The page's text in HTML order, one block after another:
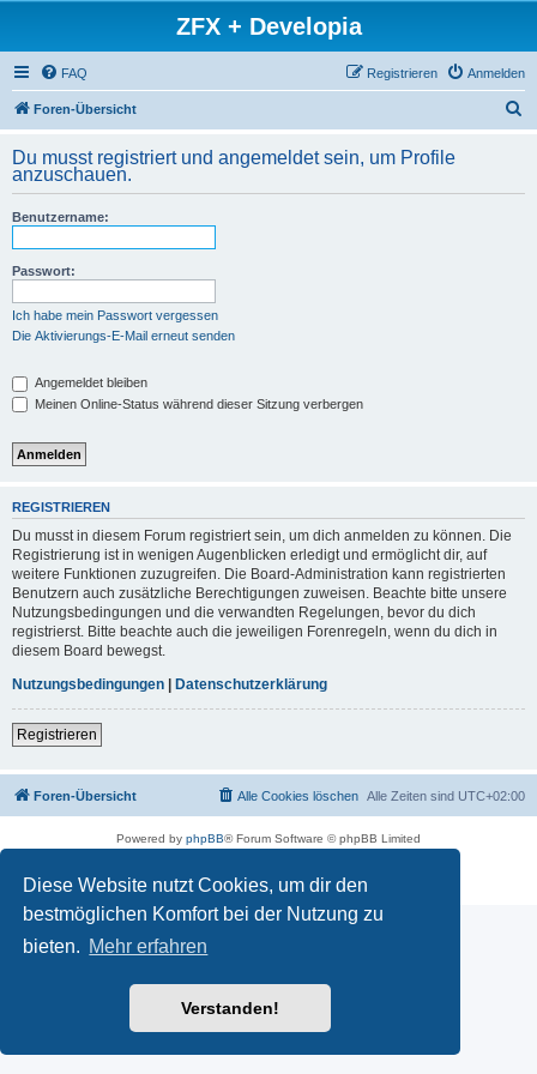
Diese Website nutzt Cookies, um dir den
bestmöglichen Komfort bei der Nutzung zu
bieten. Mehr erfahren
Verstanden!
ZFX + Developia
FAQ Anmelden
Registrieren
Foren-Übersicht
h
Du musst registriert und angemeldet sein, um Profile
anzuschauen.
Benutzername:
Passwort:
Ich habe mein Passwort vergessen
Die Aktivierungs-E-Mail erneut senden
Angemeldet bleiben
Meinen Online-Status während dieser Sitzung verbergen
REGISTRIEREN
Du musst in diesem Forum registriert sein, um dich anmelden zu können. Die
Registrierung ist in wenigen Augenblicken erledigt und ermöglicht dir, auf
weitere Funktionen zuzugreifen. Die Board-Administration kann registrierten
Benutzern auch zusätzliche Berechtigungen zuweisen. Beachte bitte unsere
Nutzungsbedingungen und die verwandten Regelungen, bevor du dich
registrierst. Bitte beachte auch die jeweiligen Forenregeln, wenn du dich in
diesem Board bewegst.
Nutzungsbedingungen | Datenschutzerklärung
Registrieren
Foren-Übersicht Alle Zeiten sind UTC+02:00
Alle Cookies löschen
Powered by phpBB® Forum Software © phpBB Limited
Datenschutz|Nutzungsbedingungen